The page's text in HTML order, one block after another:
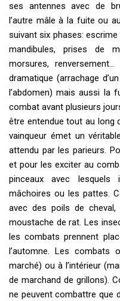
ses antennes avec de
l’autre mâle à la fuite ou
suivant six phases:
mandibules, prises de
morsures,
dramatique (arrachage
l’abdomen) mais aussi la
combat avant plusieurs
être entendue tout au long
vainqueur émet un
attendu par les parieurs.
et pour les exciter au
pinceaux avec
mâchoires ou les pattes.
avec des poils de
moustache de rat. Les
les combats prennent
l’automne. Les combats
marché) ou à l’intérieur
de marchand de grillons).
ne peuvent combattre que